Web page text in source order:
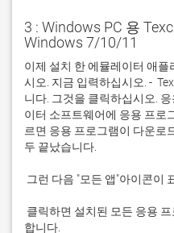
3 : Windows PC 용
Windows 7/10/11
이제 설치 한 에뮬레이터 애
시오. 지금 입력하십시오. -
니다. 그것을 클릭하십시오.
이터 소프트웨어에 응용 프로
르면 응용 프로그램이 다운로